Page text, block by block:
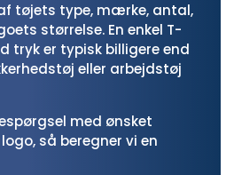
tøjets type, mærke, antal,
størrelse. En enkel T-
tryk er typisk billigere end
eller arbejdstøj
med ønsket
så beregner vi en